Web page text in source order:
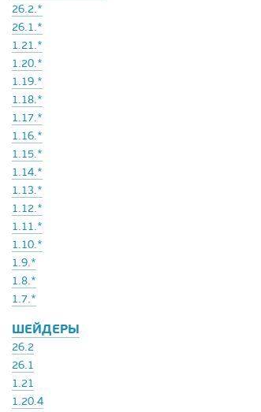
26.2.*
26.1.*
1.21.*
1.20.*
1.19.*
1.18.*
1.17.*
1.16.*
1.15.*
1.14.*
1.13.*
1.12.*
1.11.*
1.10.*
1.9.*
1.8.*
1.7.*
ШЕЙДЕРЫ
26.2
26.1
1.21
1.20.4